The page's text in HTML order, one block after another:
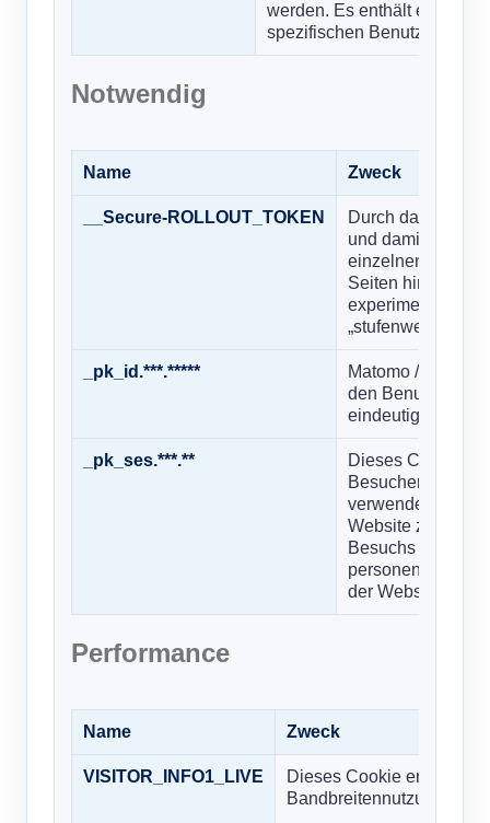
Notwendig
werden. Es enthält eine
spezifischen Benutzerdaten.
Performance
Name Zweck
__Secure-ROLLOUT_TOKEN
Durch das
und damit
einzelnen Nutzer
Seiten hinweg
experimentellen
„stufenweiser
_pk_id.***.*****
Matomo / Piwik-
den Benutzer
eindeutige
_pk_ses.***.**
Dieses Cookie
Besucher auf der
verwendet, um
Website zu
Besuchs der
der
Name Zweck
VISITOR_INFO1_LIVE
Dieses Cookie
Bandbreitennutzung zu